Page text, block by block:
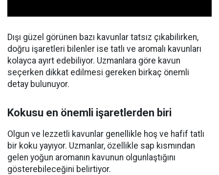
Dışı güzel görünen bazı kavunlar tatsız çıkabilirken,
doğru işaretleri bilenler ise tatlı ve aromalı kavunları
kolayca ayırt edebiliyor. Uzmanlara göre kavun
seçerken dikkat edilmesi gereken birkaç önemli
detay bulunuyor.
Kokusu en önemli işaretlerden biri
Olgun ve lezzetli kavunlar genellikle hoş ve hafif tatlı
bir koku yayıyor. Uzmanlar, özellikle sap kısmından
gelen yoğun aromanın kavunun olgunlaştığını
gösterebileceğini belirtiyor.